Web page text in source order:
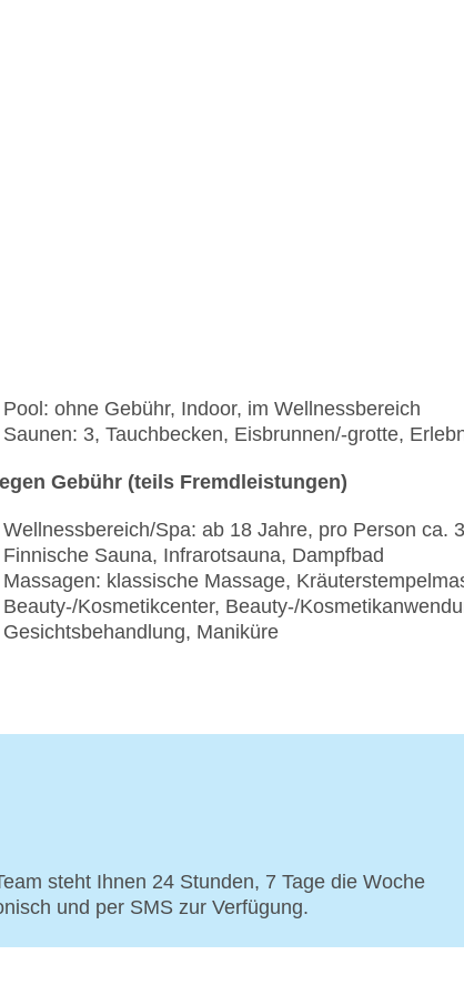
Pool: ohne Gebühr, Indoor, im Wellnessbereich
Saunen: 3, Tauchbecken, Eisbrunnen/-grotte,
Gebühr (teils Fremdleistungen)
Wellnessbereich/Spa: ab 18 Jahre, pro Person ca.
Finnische Sauna, Infrarotsauna, Dampfbad
Massagen: klassische Massage,
Beauty-/Kosmetikcenter, Beauty-/
Gesichtsbehandlung, Maniküre
steht Ihnen 24 Stunden, 7 Tage die Woche
und per SMS zur Verfügung.